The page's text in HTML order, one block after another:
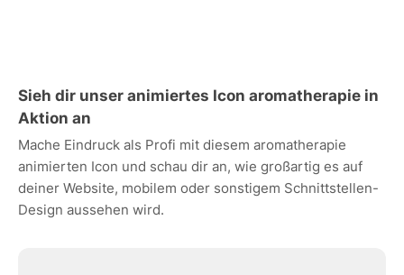
Sieh dir unser animiertes Icon aromatherapie in
Aktion an
Mache Eindruck als Profi mit diesem aromatherapie
animierten Icon und schau dir an, wie großartig es auf
deiner Website, mobilem oder sonstigem Schnittstellen-
Design aussehen wird.